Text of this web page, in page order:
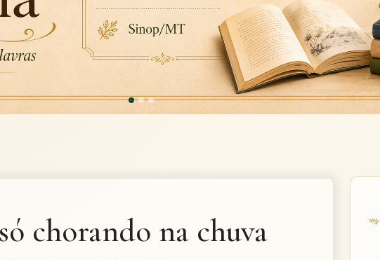
chorando na chuva